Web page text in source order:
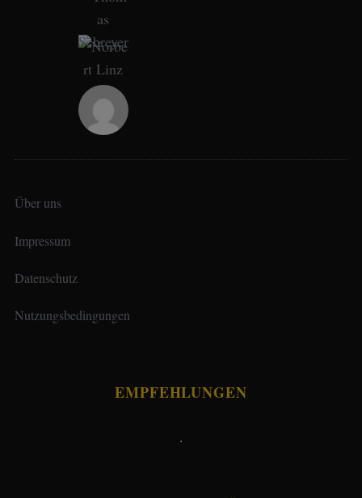
Über uns
Impressum
Datenschutz
Nutzungsbedingungen
EMPFEHLUNGEN
.